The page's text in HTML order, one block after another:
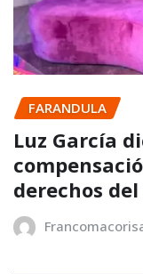
FARANDULA
Luz García
derechos